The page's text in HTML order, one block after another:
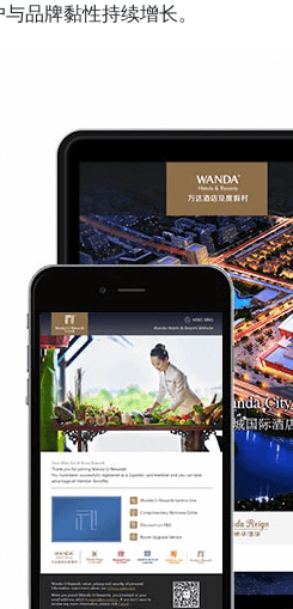
品牌黏性持续增长。